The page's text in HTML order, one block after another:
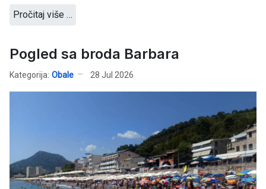
Pročitaj više …
Pogled sa broda Barbara
Kategorija: Obale 28 Jul 2026